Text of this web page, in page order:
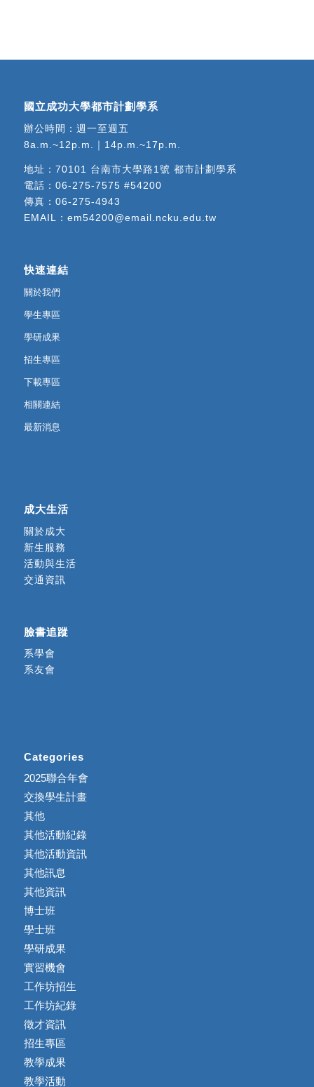
國立成功大學都市計劃學系
辦公時間：週一至週五
8a.m.~12p.m.｜14p.m.~17p.m.
地址： 70101 台南市大學路1號 都市計劃學系
電話： 06-275-7575 #54200
傳真：06-275-4943
EMAIL： em54200@email.ncku.edu.tw
快速連結
關於我們
學生專區
學研成果
招生專區
下載專區
相關連結
最新消息
成大生活
關於成大
新生服務
活動與生活
交通資訊
臉書追蹤
系學會
系友會
Categories
2025聯合年會
交換學生計畫
其他
其他活動紀錄
其他活動資訊
其他訊息
其他資訊
博士班
學士班
學研成果
實習機會
工作坊招生
工作坊紀錄
徵才資訊
招生專區
教學成果
教學活動